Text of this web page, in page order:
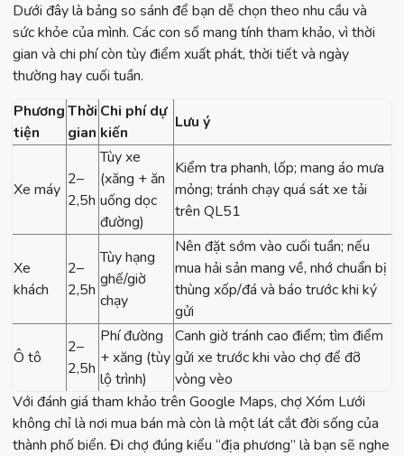
Dưới đây là bảng so sánh để bạn dễ chọn theo nhu cầu và
sức khỏe của mình. Các con số mang tính tham khảo, vì thời
gian và chi phí còn tùy điểm xuất phát, thời tiết và ngày
thường hay cuối tuần.
Phương
tiện
Thời
gian
Chi phí dự
kiến
Lưu ý
Xe máy
2–
2,5h
Tùy xe
(xăng + ăn
uống dọc
đường)
Kiểm tra phanh, lốp; mang áo mưa
mỏng; tránh chạy quá sát xe tải
trên QL51
Xe
khách
2–
2,5h
Tùy hạng
ghế/giờ
chạy
Nên đặt sớm vào cuối tuần; nếu
mua hải sản mang về, nhớ chuẩn bị
thùng xốp/đá và báo trước khi ký
gửi
Ô tô
2–
2,5h
Phí đường
+ xăng (tùy
lộ trình)
Canh giờ tránh cao điểm; tìm điểm
gửi xe trước khi vào chợ để đỡ
vòng vèo
Với đánh giá tham khảo trên Google Maps, chợ Xóm Lưới
không chỉ là nơi mua bán mà còn là một lát cắt đời sống của
thành phố biển. Đi chợ đúng kiểu “địa phương” là bạn sẽ nghe